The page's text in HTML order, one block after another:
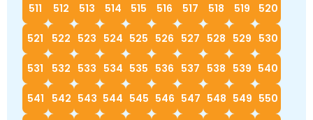
511 512 513 514 515 516 517 518 519 520
521 522 523 524 525 526 527 528 529 530
531 532 533 534 535 536 537 538 539 540
541 542 543 544 545 546 547 548 549 550